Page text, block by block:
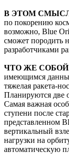
В ЭТОМ
по покорению
возможно, Blue
сможет породить
разработчиками
ЧТО ЖЕ СОБОЙ
имеющимся
тяжелая ракета-
Планируются две
Самая важная
ступени после
представленном
вертикальный
нагрузки на
автоматическую